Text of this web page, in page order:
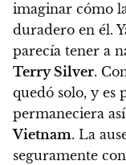
imaginar cómo
duradero en él.
parecía tener a
Terry Silver.
quedó solo, y es
permaneciera
Vietnam. La
seguramente